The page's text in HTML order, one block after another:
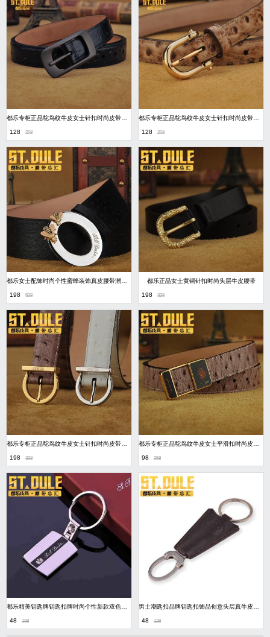
128 208 128 208
198 528
都乐正品女士黄铜针扣时尚头层牛皮腰带
198 328
198 328 98 258
48 188 48 128